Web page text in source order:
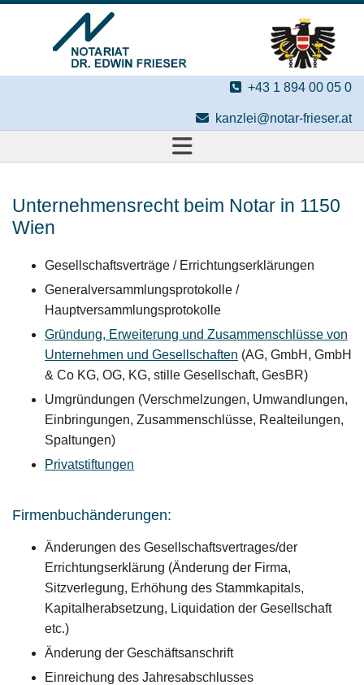
 +43 1 894 00 05 0
 kanzlei@notar-frieser.at
Unternehmensrecht beim Notar in 1150
Wien
Gesellschaftsverträge / Errichtungserklärungen
Generalversammlungsprotokolle /
Hauptversammlungsprotokolle
Gründung, Erweiterung und Zusammenschlüsse von
Unternehmen und Gesellschaften (AG, GmbH, GmbH
& Co KG, OG, KG, stille Gesellschaft, GesBR)
Umgründungen (Verschmelzungen, Umwandlungen,
Einbringungen, Zusammenschlüsse, Realteilungen,
Spaltungen)
Privatstiftungen
Firmenbuchänderungen:
Änderungen des Gesellschaftsvertrages/der
Errichtungserklärung (Änderung der Firma,
Sitzverlegung, Erhöhung des Stammkapitals,
Kapitalherabsetzung, Liquidation der Gesellschaft
etc.)
Änderung der Geschäftsanschrift
Einreichung des Jahresabschlusses